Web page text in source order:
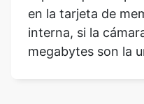
en la tarjeta de
interna, si la
megabytes son la